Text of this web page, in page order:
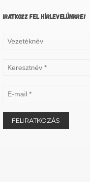
IRATKOZZ FEL HÍRLEVELÜNKRE!